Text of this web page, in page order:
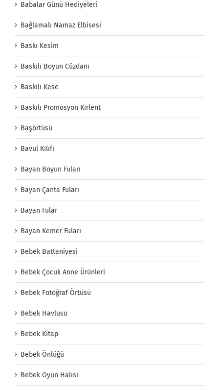
Babalar Günü Hediyeleri
Bağlamalı Namaz Elbisesi
Baskı Kesim
Baskılı Boyun Cüzdanı
Baskılı Kese
Baskılı Promosyon Kırlent
Başörtüsü
Bavul Kılıfı
Bayan Boyun Fuları
Bayan Çanta Fuları
Bayan Fular
Bayan Kemer Fuları
Bebek Battaniyesi
Bebek Çocuk Anne Ürünleri
Bebek Fotoğraf Örtüsü
Bebek Havlusu
Bebek Kitap
Bebek Önlüğü
Bebek Oyun Halısı